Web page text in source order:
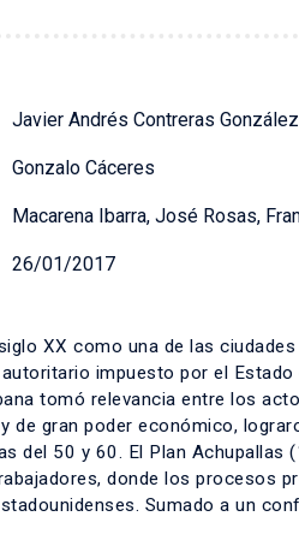
Javier Andrés Contreras González
Gonzalo Cáceres
Macarena Ibarra, José Rosas,
26/01/2017
XX como una de las
impuesto por el
tomó relevancia entre los
de gran poder económico,
del 50 y 60. El Plan
donde los procesos
Sumado a un